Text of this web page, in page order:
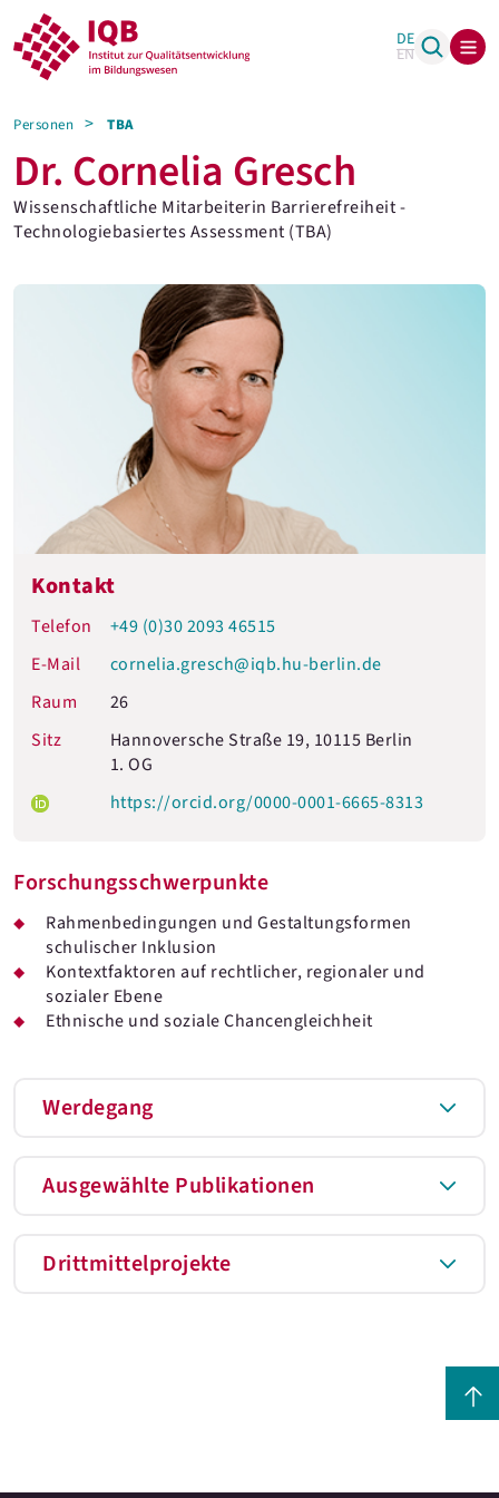
DE
EN
Forschungsschwerpunkte
Rahmenbedingungen und Gestaltungsformen
schulischer Inklusion
Kontextfaktoren auf rechtlicher, regionaler und
sozialer Ebene
Ethnische und soziale Chancengleichheit
Werdegang
Ausgewählte Publikationen
Drittmittelprojekte
Personen TBA
Dr. Cornelia Gresch
Wissenschaftliche Mitarbeiterin Barrierefreiheit -
Technologiebasiertes Assessment (TBA)
Kontakt
Telefon
+49 (0)30 2093 46515
E-Mail
cornelia.gresch@iqb.hu-berlin.de
Raum
26
Sitz
Hannoversche Straße 19, 10115 Berlin
1. OG
https://orcid.org/0000-0001-6665-8313